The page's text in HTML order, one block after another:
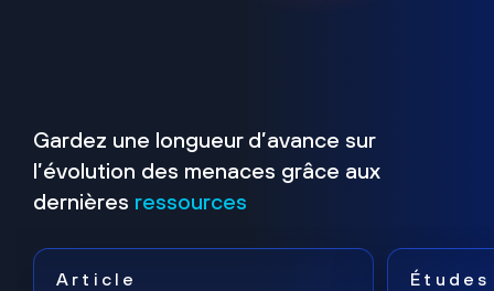
Gardez une longueur d’avance sur
l’évolution des menaces grâce aux
dernières ressources
Article Études